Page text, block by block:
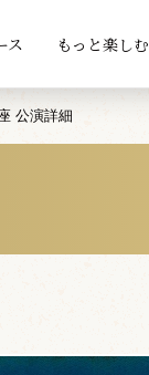
ス もっと楽しむ
公演詳細